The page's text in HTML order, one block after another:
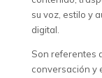
su voz, estilo y
digital.
Son referentes
conversación y